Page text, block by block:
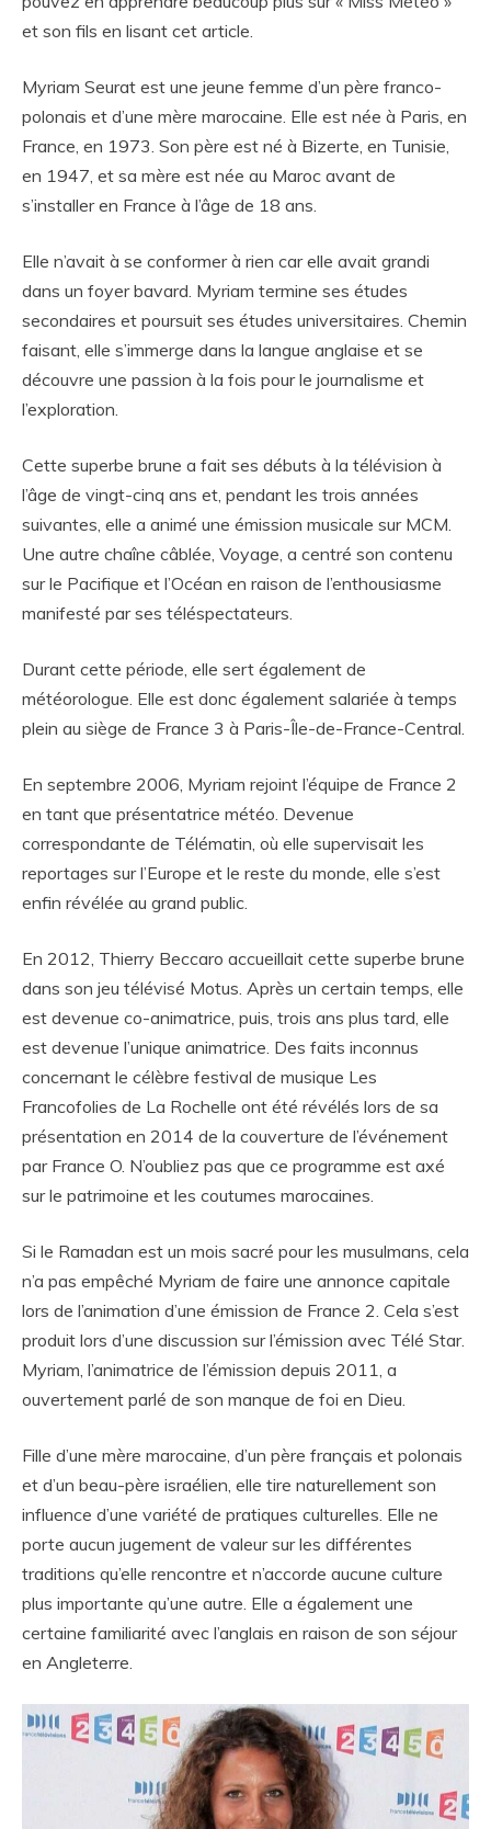
et son fils en lisant cet article.
Myriam Seurat est une jeune femme d’un père franco-
polonais et d’une mère marocaine. Elle est née à Paris, en
France, en 1973. Son père est né à Bizerte, en Tunisie,
en 1947, et sa mère est née au Maroc avant de
s’installer en France à l’âge de 18 ans.
Elle n’avait à se conformer à rien car elle avait grandi
dans un foyer bavard. Myriam termine ses études
secondaires et poursuit ses études universitaires. Chemin
faisant, elle s’immerge dans la langue anglaise et se
découvre une passion à la fois pour le journalisme et
l’exploration.
Cette superbe brune a fait ses débuts à la télévision à
l’âge de vingt-cinq ans et, pendant les trois années
suivantes, elle a animé une émission musicale sur MCM.
Une autre chaîne câblée, Voyage, a centré son contenu
sur le Pacifique et l’Océan en raison de l’enthousiasme
manifesté par ses téléspectateurs.
Durant cette période, elle sert également de
météorologue. Elle est donc également salariée à temps
plein au siège de France 3 à Paris-Île-de-France-Central.
En septembre 2006, Myriam rejoint l’équipe de France 2
en tant que présentatrice météo. Devenue
correspondante de Télématin, où elle supervisait les
reportages sur l’Europe et le reste du monde, elle s’est
enfin révélée au grand public.
En 2012, Thierry Beccaro accueillait cette superbe brune
dans son jeu télévisé Motus. Après un certain temps, elle
est devenue co-animatrice, puis, trois ans plus tard, elle
est devenue l’unique animatrice. Des faits inconnus
concernant le célèbre festival de musique Les
Francofolies de La Rochelle ont été révélés lors de sa
présentation en 2014 de la couverture de l’événement
par France O. N’oubliez pas que ce programme est axé
sur le patrimoine et les coutumes marocaines.
Si le Ramadan est un mois sacré pour les musulmans, cela
n’a pas empêché Myriam de faire une annonce capitale
lors de l’animation d’une émission de France 2. Cela s’est
produit lors d’une discussion sur l’émission avec Télé Star.
Myriam, l’animatrice de l’émission depuis 2011, a
ouvertement parlé de son manque de foi en Dieu.
Fille d’une mère marocaine, d’un père français et polonais
et d’un beau-père israélien, elle tire naturellement son
influence d’une variété de pratiques culturelles. Elle ne
porte aucun jugement de valeur sur les différentes
traditions qu’elle rencontre et n’accorde aucune culture
plus importante qu’une autre. Elle a également une
certaine familiarité avec l’anglais en raison de son séjour
en Angleterre.